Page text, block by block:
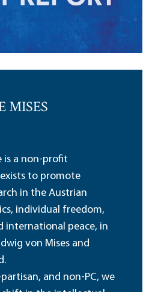
MISES
is a non-profit
to promote
in the Austrian
individual freedom,
international peace, in
von Mises and
and non-PC, we